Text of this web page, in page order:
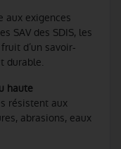
aux exigences
SAV des SDIS, les
d’un savoir-
durable.
haute
résistent aux
abrasions, eaux